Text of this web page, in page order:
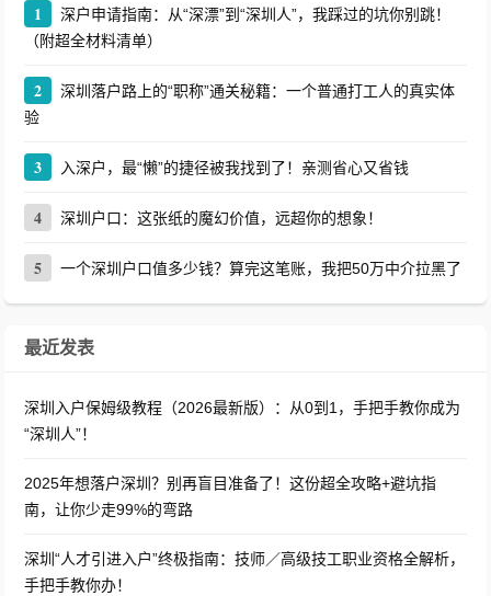
1
深户申请指南：从“深漂”到“深圳人”，我踩过的坑你别跳！
（附超全材料清单）
2
深圳落户路上的“职称”通关秘籍：一个普通打工人的真实体
验
3 入深户，最“懒”的捷径被我找到了！亲测省心又省钱
4 深圳户口：这张纸的魔幻价值，远超你的想象！
5 一个深圳户口值多少钱？算完这笔账，我把50万中介拉黑了
最近发表
深圳入户保姆级教程（2026最新版）：从0到1，手把手教你成为
“深圳人”！
2025年想落户深圳？别再盲目准备了！这份超全攻略+避坑指
南，让你少走99%的弯路
深圳“人才引进入户”终极指南：技师／高级技工职业资格全解析，
手把手教你办！